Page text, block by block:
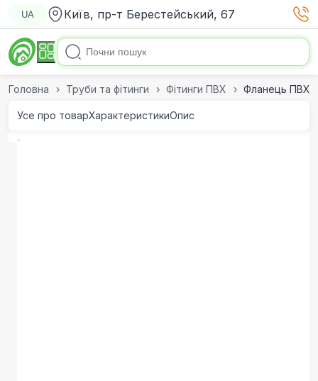
UA Київ, пр-т Берестейський, 67
Головна Труби та фітинги Фітинги ПВХ Фланець ПВХ
Усе про товарХарактеристикиОпис